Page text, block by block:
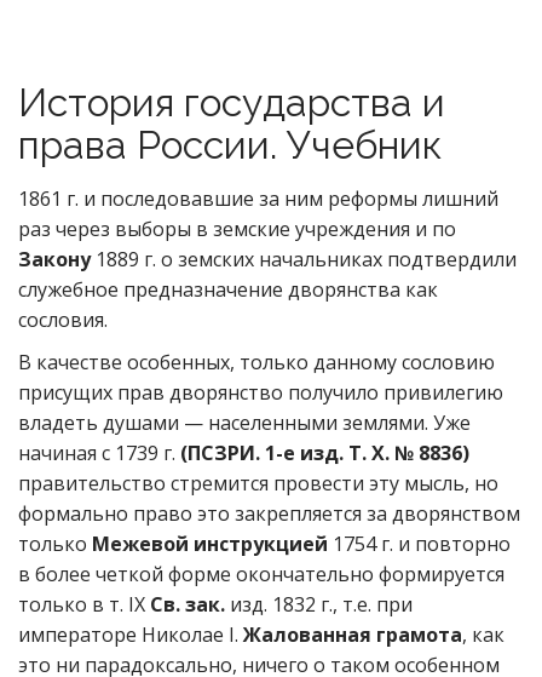
История государства и
права России. Учебник
1861 г. и последовавшие за ним реформы лишний
раз через выборы в земские учреждения и по
Закону1889 г. о земских начальниках подтвердили
служебное предназначение дворянства как
сословия.
В качестве особенных, только данному сословию
присущих прав дворянство получило привилегию
владеть душами — населенными землями. Уже
начиная с 1739 г. (ПСЗРИ. 1-е изд. Т. Х. № 8836)
правительство стремится провести эту мысль, но
формально право это закрепляется за дворянством
только Межевой инструкцией 1754 г. и повторно
в более четкой форме окончательно формируется
только в т. IX Св. зак. изд. 1832 г., т.е. при
императоре Николае I.Жалованная грамота, как
это ни парадоксально, ничего о таком особенном